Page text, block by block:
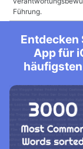
Führung.
Entdecken
App für